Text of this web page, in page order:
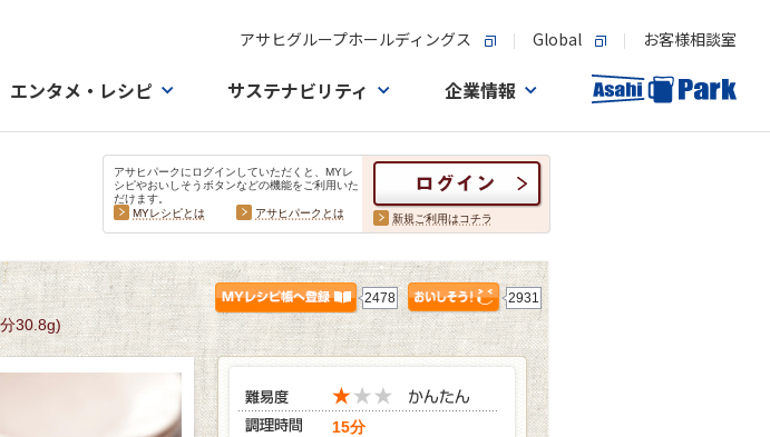
アサヒグループホールディングス Global お客様相談室
エンタメ・レシピ サステナビリティ 企業情報
アサヒパークにログインしていただくと、MYレ
シピやおいしそうボタンなどの機能をご利用いた
だけます。
MYレシピとは
アサヒパークとは 新規ご利用はコチラ
2478 2931
30.8g)
15分